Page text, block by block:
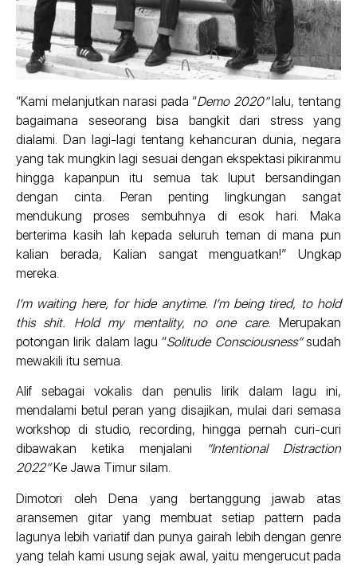
“Kami melanjutkan narasi pada “Demo 2020”lalu, tentang
bagaimana seseorang bisa bangkit dari stress yang
dialami. Dan lagi-lagi tentang kehancuran dunia, negara
yang tak mungkin lagi sesuai dengan ekspektasi pikiranmu
hingga kapanpun itu semua tak luput bersandingan
dengan cinta. Peran penting lingkungan sangat
mendukung proses sembuhnya di esok hari. Maka
berterima kasih lah kepada seluruh teman di mana pun
kalian berada, Kalian sangat menguatkan!” Ungkap
mereka.
I’m waiting here, for hide anytime. I’m being tired, to hold
this shit. Hold my mentality, no one care. Merupakan
potongan lirik dalam lagu “Solitude Consciousness”sudah
mewakili itu semua.
Alif sebagai vokalis dan penulis lirik dalam lagu ini,
mendalami betul peran yang disajikan, mulai dari semasa
workshop di studio, recording, hingga pernah curi-curi
dibawakan ketika menjalani
“Intentional Distraction
2022”Ke Jawa Timur silam.
Dimotori oleh Dena yang bertanggung jawab atas
aransemen gitar yang membuat setiap pattern pada
lagunya lebih variatif dan punya gairah lebih dengan genre
yang telah kami usung sejak awal, yaitu mengerucut pada